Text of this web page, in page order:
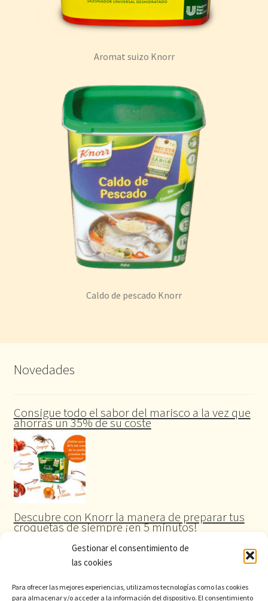
Gestionar el consentimiento de
las cookies
Para ofrecer las mejores experiencias, utilizamos tecnologías como las cookies
para almacenar y/o acceder a la información del dispositivo. El consentimiento
Aromat suizo Knorr
Caldo de pescado Knorr
Novedades
Consigue todo el sabor del marisco a la vez que
ahorras un 35% de su coste
Descubre con Knorr la manera de preparar tus
croquetas de siempre ¡en 5 minutos!